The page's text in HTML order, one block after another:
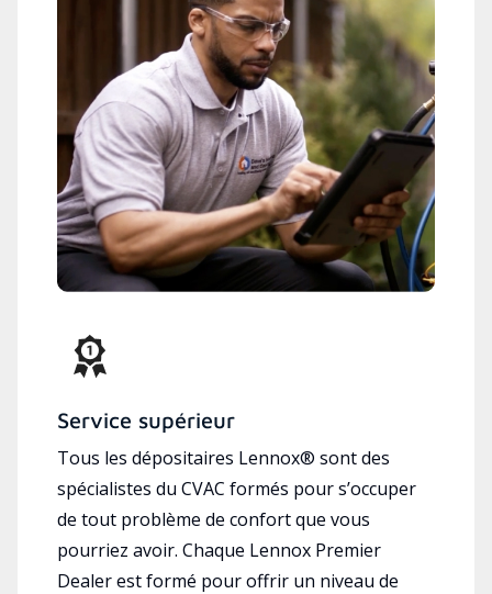
Service supérieur
Tous les dépositaires Lennox® sont des
spécialistes du CVAC formés pour s’occuper
de tout problème de confort que vous
pourriez avoir. Chaque Lennox Premier
Dealer est formé pour offrir un niveau de